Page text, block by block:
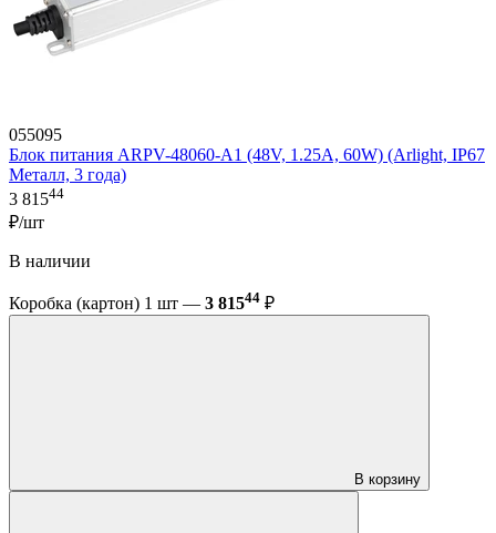
055095
Блок питания ARPV-48060-A1 (48V, 1.25A, 60W) (Arlight, IP67
Металл, 3 года)
3 81544
₽/шт
В наличии
Коробка (картон) 1 шт — 3 81544 ₽
В корзину